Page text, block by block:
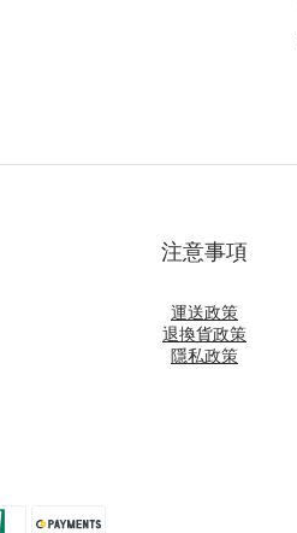
注意事項
運送政策
退換貨政策
隱私政策